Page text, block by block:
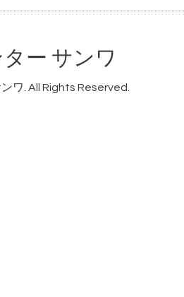
ー サンワ
ワ. All Rights Reserved.